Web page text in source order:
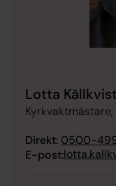
Lotta Källkvist
Direkt: 0500-
E-post: